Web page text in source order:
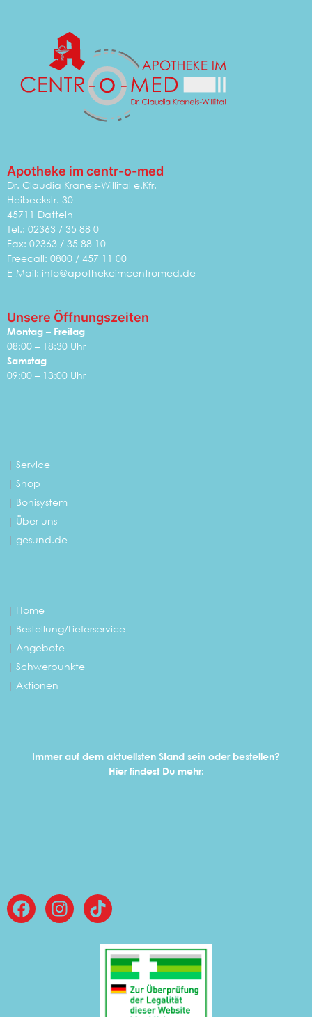
Apotheke im centr-o-med
Dr. Claudia Kraneis-Willital e.Kfr.
Heibeckstr. 30
45711 Datteln
Tel.: 02363 / 35 88 0
Fax: 02363 / 35 88 10
Freecall: 0800 / 457 11 00
E-Mail: info@apothekeimcentromed.de
Unsere Öffnungszeiten
Montag – Freitag
08:00 – 18:30 Uhr
Samstag
09:00 – 13:00 Uhr
| Service
| Shop
| Bonisystem
| Über uns
| gesund.de
| Home
| Bestellung/Lieferservice
| Angebote
| Schwerpunkte
| Aktionen
Immer auf dem aktuellsten Stand sein oder bestellen?
Hier findest Du mehr: